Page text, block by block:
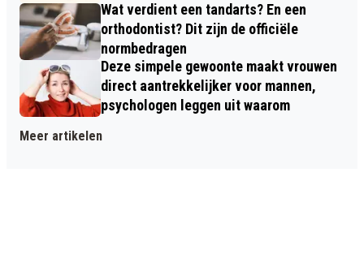
Wat verdient een tandarts? En een
orthodontist? Dit zijn de officiële
normbedragen
Deze simpele gewoonte maakt vrouwen
direct aantrekkelijker voor mannen,
psychologen leggen uit waarom
Meer artikelen